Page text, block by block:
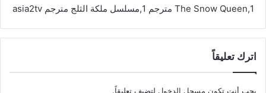
1,The Snow Queen مترجم 1,مسلسل ملكة الثلج مترجم asia2tv
اترك تعليقاً
يجب أنت تكون مسجل الدخول لتضيف تعليقاً.